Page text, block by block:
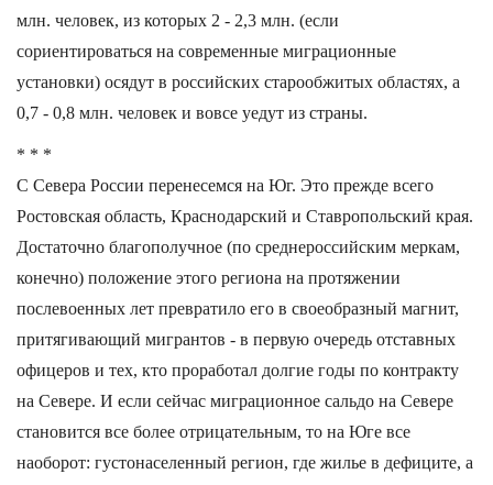
млн. человек, из которых 2 - 2,3 млн. (если
сориентироваться на современные миграционные
установки) осядут в российских старообжитых областях, а
0,7 - 0,8 млн. человек и вовсе уедут из страны.
* * *
С Севера России перенесемся на Юг. Это прежде всего
Ростовская область, Краснодарский и Ставропольский края.
Достаточно благополучное (по среднероссийским меркам,
конечно) положение этого региона на протяжении
послевоенных лет превратило его в своеобразный магнит,
притягивающий мигрантов - в первую очередь отставных
офицеров и тех, кто проработал долгие годы по контракту
на Севере. И если сейчас миграционное сальдо на Севере
становится все более отрицательным, то на Юге все
наоборот: густонаселенный регион, где жилье в дефиците, а